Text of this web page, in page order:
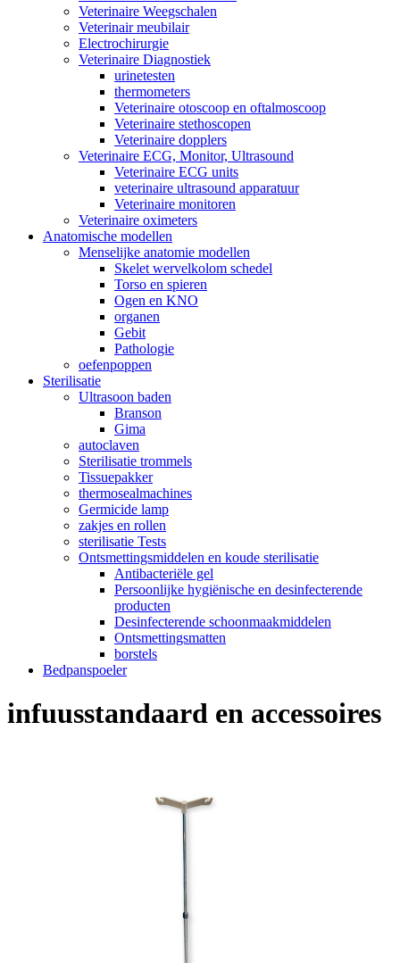
Veterinaire Weegschalen
Veterinair meubilair
Electrochirurgie
Veterinaire Diagnostiek
urinetesten
thermometers
Veterinaire otoscoop en oftalmoscoop
Veterinaire stethoscopen
Veterinaire dopplers
Veterinaire ECG, Monitor, Ultrasound
Veterinaire ECG units
veterinaire ultrasound apparatuur
Veterinaire monitoren
Veterinaire oximeters
Anatomische modellen
Menselijke anatomie modellen
Skelet wervelkolom schedel
Torso en spieren
Ogen en KNO
organen
Gebit
Pathologie
oefenpoppen
Sterilisatie
Ultrasoon baden
Branson
Gima
autoclaven
Sterilisatie trommels
Tissuepakker
thermosealmachines
Germicide lamp
zakjes en rollen
sterilisatie Tests
Ontsmettingsmiddelen en koude sterilisatie
Antibacteriële gel
Persoonlijke hygiënische en desinfecterende
producten
Desinfecterende schoonmaakmiddelen
Ontsmettingsmatten
borstels
Bedpanspoeler
infuusstandaard en accessoires